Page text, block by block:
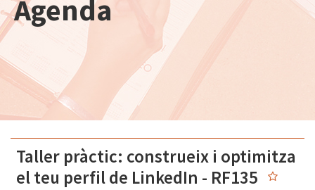
Agenda
Taller pràctic: construeix i optimitza
el teu perfil de LinkedIn - RF135